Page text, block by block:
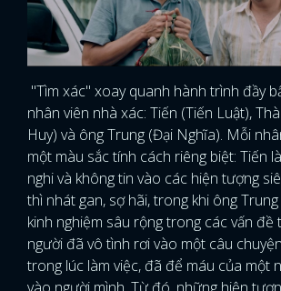
"Tìm xác" xoay quanh hành trình đầy
nhân viên nhà xác: Tiến (Tiến Luật),
Huy) và ông Trung (Đại Nghĩa). Mỗi
một màu sắc tính cách riêng biệt: Tiến
nghi và không tin vào các hiện tượng
thì nhát gan, sợ hãi, trong khi ông
kinh nghiệm sâu rộng trong các vấn đề
người đã vô tình rơi vào một câu
trong lúc làm việc, đã để máu của một